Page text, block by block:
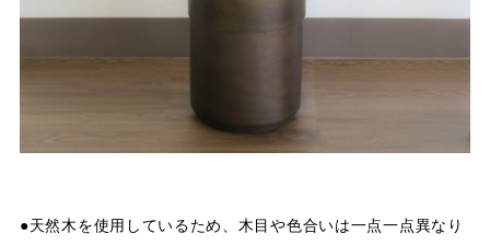
●天然木を使用しているため、木目や色合いは一点一点異なり